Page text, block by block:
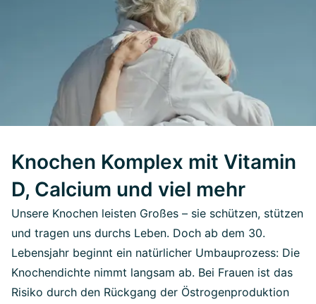
Knochen Komplex mit Vitamin
D, Calcium und viel mehr
Unsere Knochen leisten Großes – sie schützen, stützen
und tragen uns durchs Leben. Doch ab dem 30.
Lebensjahr beginnt ein natürlicher Umbauprozess: Die
Knochendichte nimmt langsam ab. Bei Frauen ist das
Risiko durch den Rückgang der Östrogenproduktion